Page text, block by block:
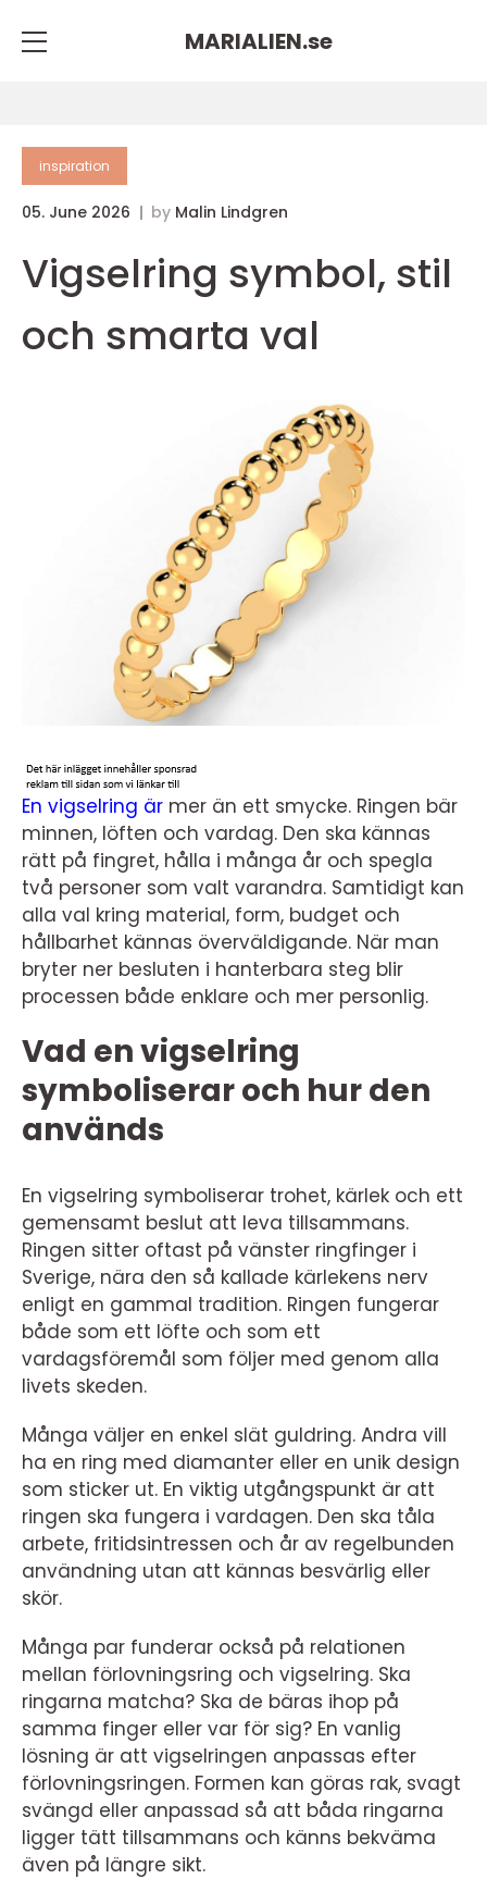
MARIALIEN.se
inspiration
05. June 2026 by Malin Lindgren
Vigselring symbol, stil
och smarta val
En vigselring är mer än ett smycke. Ringen bär
minnen, löften och vardag. Den ska kännas
rätt på fingret, hålla i många år och spegla
två personer som valt varandra. Samtidigt kan
alla val kring material, form, budget och
hållbarhet kännas överväldigande. När man
bryter ner besluten i hanterbara steg blir
processen både enklare och mer personlig.
Vad en vigselring
symboliserar och hur den
används
En vigselring symboliserar trohet, kärlek och ett
gemensamt beslut att leva tillsammans.
Ringen sitter oftast på vänster ringfinger i
Sverige, nära den så kallade kärlekens nerv
enligt en gammal tradition. Ringen fungerar
både som ett löfte och som ett
vardagsföremål som följer med genom alla
livets skeden.
Många väljer en enkel slät guldring. Andra vill
ha en ring med diamanter eller en unik design
som sticker ut. En viktig utgångspunkt är att
ringen ska fungera i vardagen. Den ska tåla
arbete, fritidsintressen och år av regelbunden
användning utan att kännas besvärlig eller
skör.
Många par funderar också på relationen
mellan förlovningsring och vigselring. Ska
ringarna matcha? Ska de bäras ihop på
samma finger eller var för sig? En vanlig
lösning är att vigselringen anpassas efter
förlovningsringen. Formen kan göras rak, svagt
svängd eller anpassad så att båda ringarna
ligger tätt tillsammans och känns bekväma
även på längre sikt.